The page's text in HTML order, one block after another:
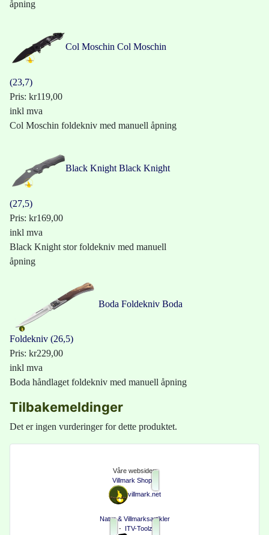
åpning
Col Moschin Col Moschin
(23,7)
Pris: kr119,00
inkl mva
Col Moschin foldekniv med manuell åpning
Black Knight Black Knight
(27,5)
Pris: kr169,00
inkl mva
Black Knight stor foldekniv med manuell
åpning
Boda Foldekniv Boda
Foldekniv (26,5)
Pris: kr229,00
inkl mva
Boda håndlaget foldekniv med manuell åpning
Tilbakemeldinger
Det er ingen vurderinger for dette produktet.
Våre websider:
Villmark Shop
villmark.net
Natur & Villmarksartikler
- ITV-Toolz